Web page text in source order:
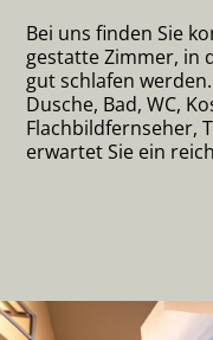
Bei uns finden Sie
gestatte Zimmer, in
gut schlafen
Dusche, Bad, WC,
Flachbildfernseher,
erwartet Sie ein